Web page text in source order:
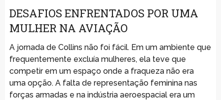
DESAFIOS ENFRENTADOS POR UMA
MULHER NA AVIAÇÃO
A jornada de Collins não foi fácil. Em um ambiente que
frequentemente excluía mulheres, ela teve que
competir em um espaço onde a fraqueza não era
uma opção. A falta de representação feminina nas
forças armadas e na indústria aeroespacial era um